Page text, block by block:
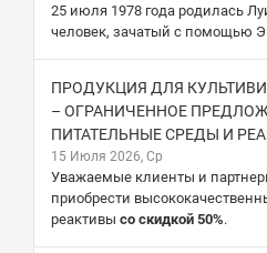
25 июля 1978 года родилась
человек, зачатый с помощью
ПРОДУКЦИЯ ДЛЯ
– ОГРАНИЧЕННОЕ
ПИТАТЕЛЬНЫЕ СРЕДЫ И
15 Июля 2026, Ср
Уважаемые клиенты и
приобрести
реактивы со скидкой 50%.